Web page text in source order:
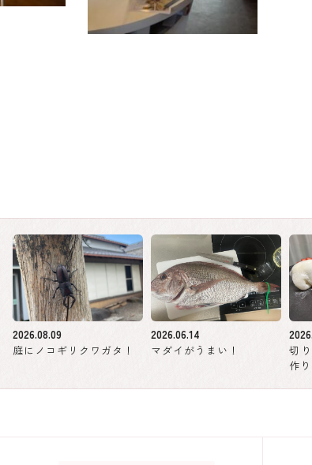
2026.08.09
庭にノコギリクワガタ！
2026.06.14
マダイがうまい！
切
作